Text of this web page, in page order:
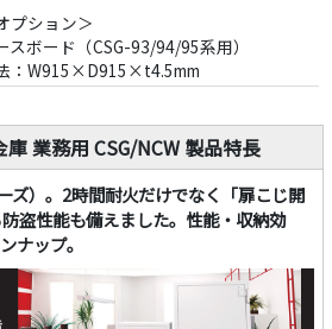
プション＞
スボード（CSG-93/94/95系用）
：W915×D915×t4.5mm
業務用 CSG/NCW 製品特長
ズ）。2時間耐火だけでなく「扉こじ開
盗性能も備えました。性能・収納効
ナップ。